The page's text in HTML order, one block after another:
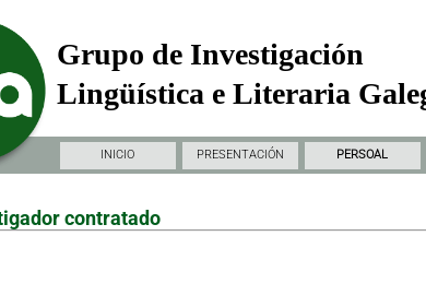
Grupo de Investigación
Lingüística e Literaria
INICIO PRESENTACIÓN PERSOAL
contratado